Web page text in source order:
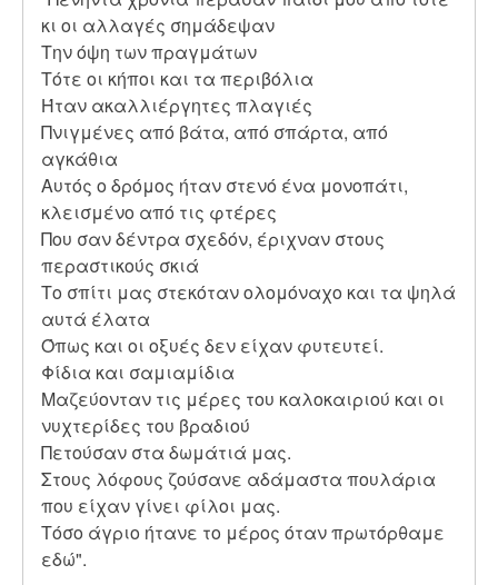
κι οι αλλαγές σημάδεψαν
Την όψη των πραγμάτων
Τότε οι κήποι και τα περιβόλια
Ήταν ακαλλιέργητες πλαγιές
Πνιγμένες από βάτα, από σπάρτα, από
αγκάθια
Αυτός ο δρόμος ήταν στενό ένα μονοπάτι,
κλεισμένο από τις φτέρες
Που σαν δέντρα σχεδόν, έριχναν στους
περαστικούς σκιά
Το σπίτι μας στεκόταν ολομόναχο και τα ψηλά
αυτά έλατα
Όπως και οι οξυές δεν είχαν φυτευτεί.
Φίδια και σαμιαμίδια
Μαζεύονταν τις μέρες του καλοκαιριού και οι
νυχτερίδες του βραδιού
Πετούσαν στα δωμάτιά μας.
Στους λόφους ζούσανε αδάμαστα πουλάρια
που είχαν γίνει φίλοι μας.
Τόσο άγριο ήτανε το μέρος όταν πρωτόρθαμε
εδώ".